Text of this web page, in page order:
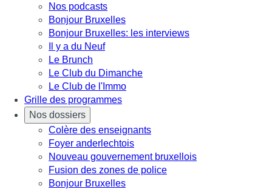
Nos podcasts
Bonjour Bruxelles
Bonjour Bruxelles: les interviews
Il y a du Neuf
Le Brunch
Le Club du Dimanche
Le Club de l'Immo
Grille des programmes
Nos dossiers
Colère des enseignants
Foyer anderlechtois
Nouveau gouvernement bruxellois
Fusion des zones de police
Bonjour Bruxelles